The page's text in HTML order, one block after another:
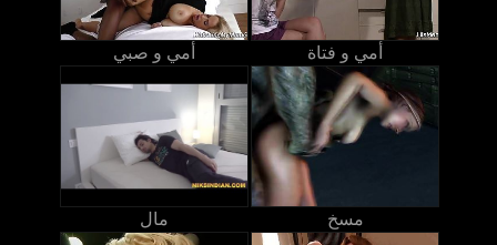
أمي و صبي أمي و فتاة
مال مسخ